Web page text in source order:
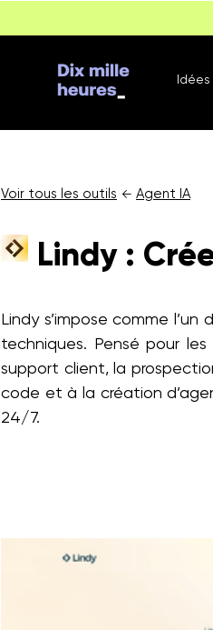
Idées
Voir tous les outils ← Agent IA
Lindy :
Lindy s’impose comme
techniques. Pensé pour
support client, la
code et à la création
24/7.